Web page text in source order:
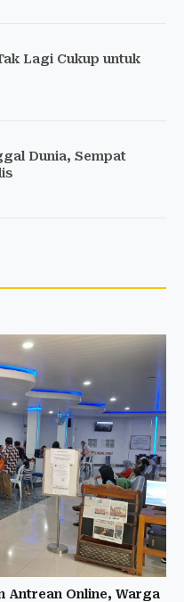
Lagi Cukup untuk
Dunia, Sempat
Antrean Online, Warga